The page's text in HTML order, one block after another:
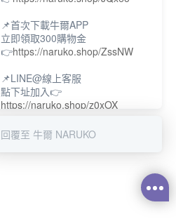
📌首次下載牛爾APP
立即領取300購物金
👉https://naruko.shop/ZssNW
📌LINE@線上客服
點下址加入👉
https://naruko.shop/z0xOX
📌電話客服：02-26581707
回覆至 牛爾 NARUKO